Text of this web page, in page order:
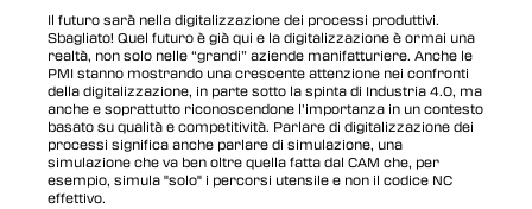
Il futuro sarà nella digitalizzazione dei processi produttivi.
Sbagliato! Quel futuro è già qui e la digitalizzazione è ormai una
realtà, non solo nelle “grandi” aziende manifatturiere. Anche le
PMI stanno mostrando una crescente attenzione nei confronti
della digitalizzazione, in parte sotto la spinta di Industria 4.0, ma
anche e soprattutto riconoscendone l’importanza in un contesto
basato su qualità e competitività. Parlare di digitalizzazione dei
processi significa anche parlare di simulazione, una
simulazione che va ben oltre quella fatta dal CAM che, per
esempio, simula "solo" i percorsi utensile e non il codice NC
effettivo.